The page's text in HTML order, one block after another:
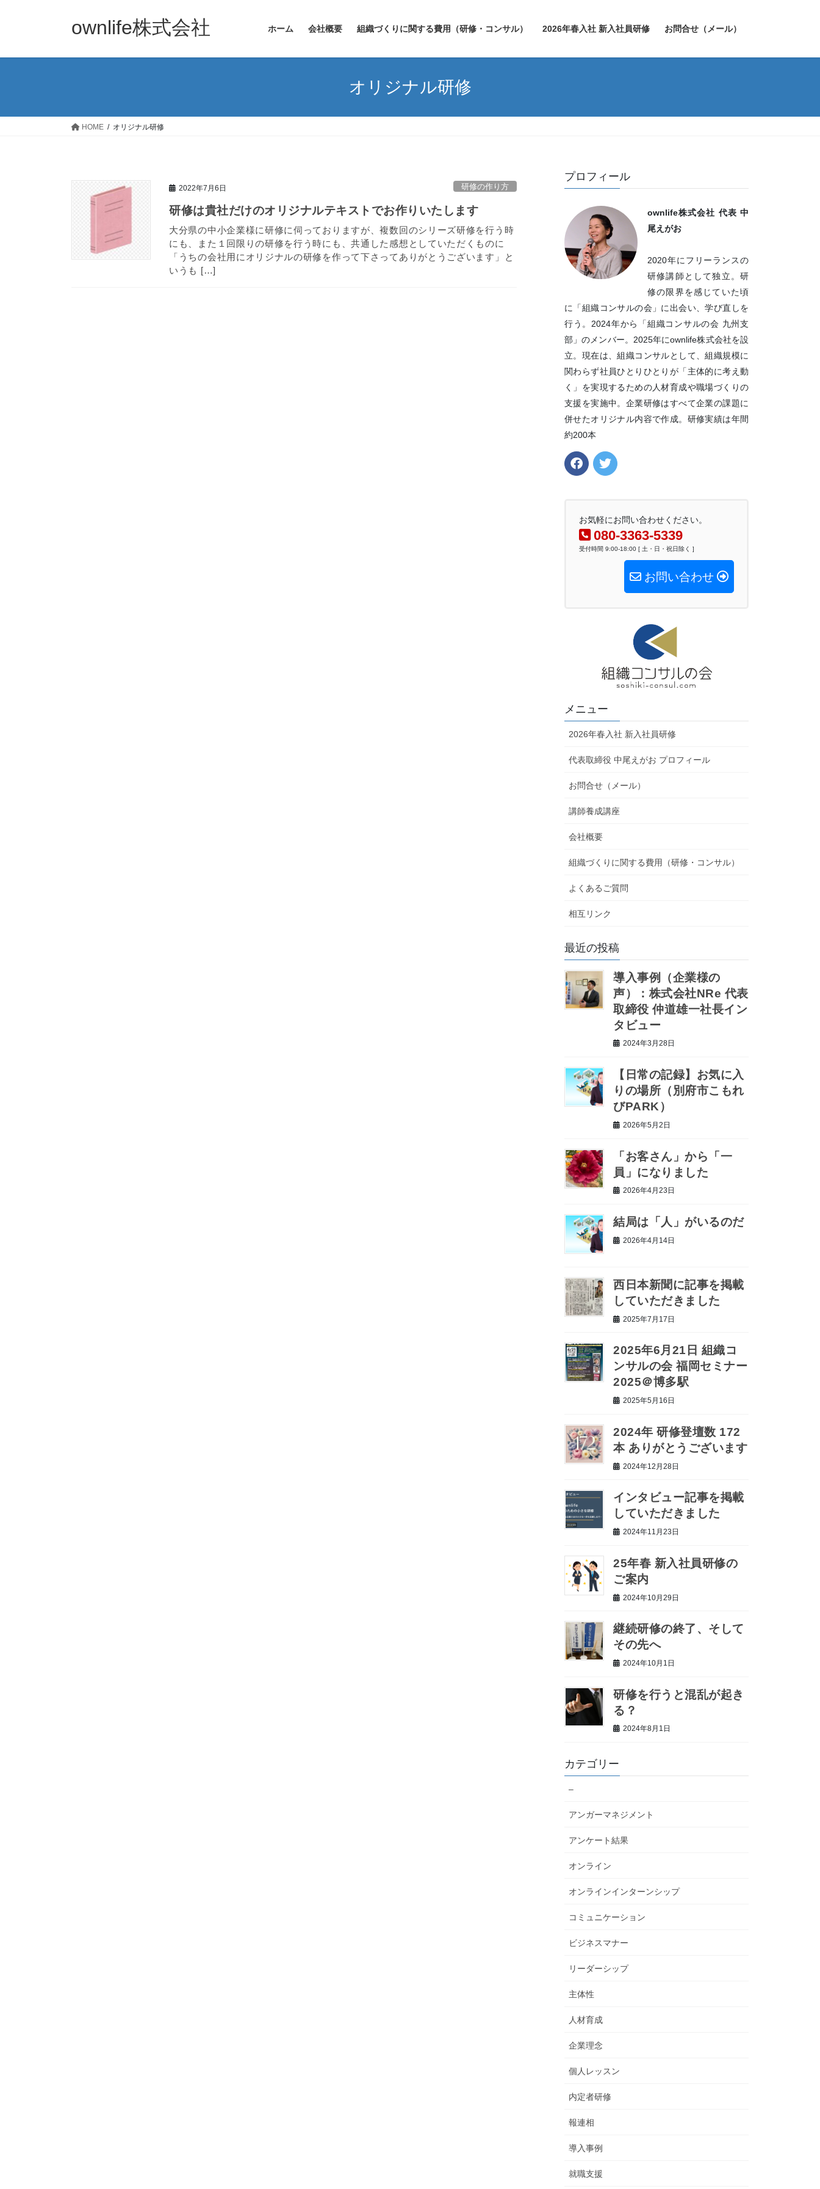
ownlife株式会社 ホーム 会社概要 組織づくりに関する費用（研修・コンサル） 2026年春入社 新入社員研修 お問合せ（メール）
オリジナル研修
HOME オリジナル研修
2022年7月6日 研修の作り方
研修は貴社だけのオリジナルテキストでお作りいたします
大分県の中小企業様に研修に伺っておりますが、複数回のシリーズ研修を行う時
にも、また１回限りの研修を行う時にも、共通した感想としていただくものに
「うちの会社用にオリジナルの研修を作って下さってありがとうございます」と
いうも […]
プロフィール
ownlife株式会社 代表 中
尾えがお
2020年にフリーランスの
研修講師として独立。研
修の限界を感じていた頃
に「組織コンサルの会」に出会い、学び直しを
行う。2024年から「組織コンサルの会 九州支
部」のメンバー。2025年にownlife株式会社を設
立。現在は、組織コンサルとして、組織規模に
関わらず社員ひとりひとりが「主体的に考え動
く」を実現するための人材育成や職場づくりの
支援を実施中。企業研修はすべて企業の課題に
併せたオリジナル内容で作成。研修実績は年間
約200本
お気軽にお問い合わせください。
080-3363-5339
受付時間 9:00-18:00 [ 土・日・祝日除く ]
お問い合わせ
メニュー
2026年春入社 新入社員研修
代表取締役 中尾えがお プロフィール
お問合せ（メール）
講師養成講座
会社概要
組織づくりに関する費用（研修・コンサル）
よくあるご質問
相互リンク
最近の投稿
導入事例（企業様の
声）：株式会社NRe 代表
取締役 仲道雄一社長イン
タビュー
2024年3月28日
【日常の記録】お気に入
りの場所（別府市こもれ
びPARK）
2026年5月2日
「お客さん」から「一
員」になりました
2026年4月23日
結局は「人」がいるのだ
2026年4月14日
西日本新聞に記事を掲載
していただきました
2025年7月17日
2025年6月21日 組織コ
ンサルの会 福岡セミナー
2025＠博多駅
2025年5月16日
2024年 研修登壇数 172
本 ありがとうございます
2024年12月28日
インタビュー記事を掲載
していただきました
2024年11月23日
25年春 新入社員研修の
ご案内
2024年10月29日
継続研修の終了、そして
その先へ
2024年10月1日
研修を行うと混乱が起き
る？
2024年8月1日
カテゴリー
–
アンガーマネジメント
アンケート結果
オンライン
オンラインインターンシップ
コミュニケーション
ビジネスマナー
リーダーシップ
主体性
人材育成
企業理念
個人レッスン
内定者研修
報連相
導入事例
就職支援